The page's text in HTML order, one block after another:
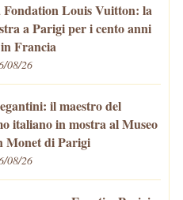
Fondation Louis Vuitton: la
a Parigi per i cento anni
Francia
08/26
il maestro del
italiano in mostra al Museo
Monet di Parigi
08/26